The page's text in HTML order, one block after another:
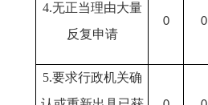
4.无正当理由大量
反复申请
0 0
5.要求行政机关确